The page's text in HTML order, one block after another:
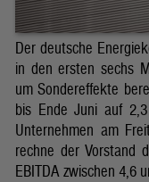
Der deutsche
in den ersten sechs
um Sondereffekte
bis Ende Juni auf
Unternehmen am
rechne der Vorstand
EBITDA zwischen 4,6